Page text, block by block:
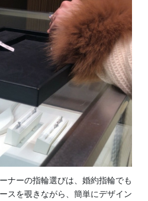
ナーの指輪選びは、婚約指輪でも
スを覗きながら、簡単にデザイン